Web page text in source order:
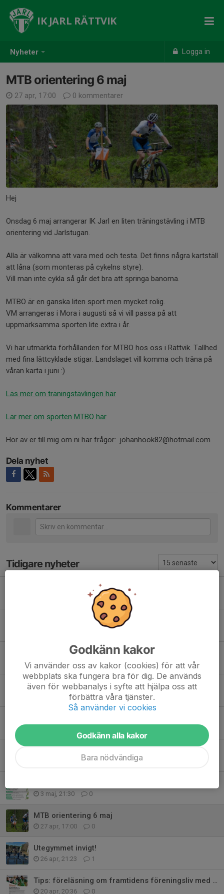
Nyheter Logga in
IK JARL RÄTTVIK
MTB orientering 6 maj
27 apr, 17:00 0 kommentarer
Hej
Onsdag 6 maj arrangerar IK Jarl en liten träningstävling i MTB
orientering vid Jarlstugan.
Alla är välkomna att vara med och testa. Det finns några kartställ
att låna (som monteras på cykelns styre).
Vill man inte cykla så går det bra att springa banorna.
MTBO är en ganska liten sport men mycket rolig.
VM arrangeras i Mora i augusti så vi vill passa på att
uppmärksamma sporten lite extra i år.
Vi har utmärkta förhållanden för MTBO hos oss i Rättvik. Tallhed
med fina lättcyklade stigar. Landslaget vill komma och träna på
våran karta i juni :)
Läs mer om träningstävlingen här
Lär mer om sporten MTBO här
Hör av er till mig om ni har frågor: johanhook82@hotmail.com
Dela nyhet
Kommentarer
Tidigare nyheter
Prova orientering - mån 13 juli
0
IK Jarl på tisdagskul
Populärt kartsläpp
23 jun, 09:16 0
Höstläger?
12 jun, 22:00 0
0
3 maj, 21:30 0
MTB orientering 6 maj
27 apr, 17:00 0
Utegymmet invigt!
26 apr, 21:23 1
Tips: föreläsning om framtidens föreningsliv med Johan von Essen
20 apr, 20:36 0
Godkänn kakor
Vi använder oss av kakor (cookies) för att vår
webbplats ska fungera bra för dig. De används
även för webbanalys i syfte att hjälpa oss att
förbättra våra tjänster.
Så använder vi cookies
Godkänn alla kakor
Bara nödvändiga